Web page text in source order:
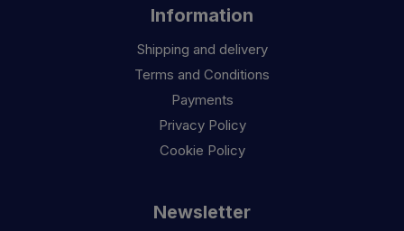
Information
Shipping and delivery
Terms and Conditions
Payments
Privacy Policy
Cookie Policy
Newsletter